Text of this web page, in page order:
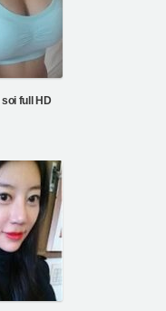
full HD